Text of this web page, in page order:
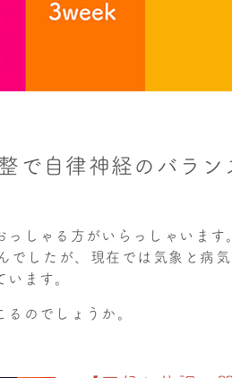
で自律神経のバラン
しゃる方がいらっしゃいます。
でしたが、 現在では気象と病
ます。
のでしょうか。